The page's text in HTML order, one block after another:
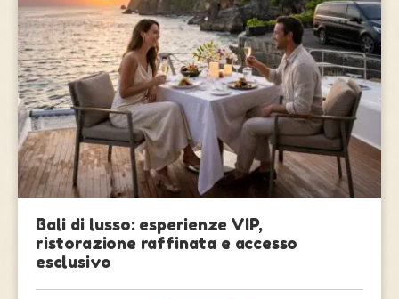
Bali di lusso: esperienze VIP,
ristorazione raffinata e accesso
esclusivo